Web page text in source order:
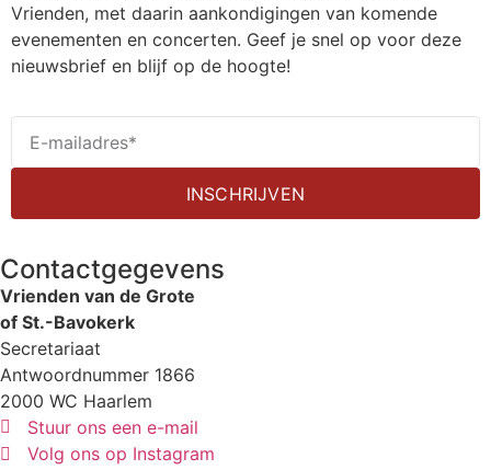
Vrienden, met daarin aankondigingen van komende
evenementen en concerten. Geef je snel op voor deze
nieuwsbrief en blijf op de hoogte!
INSCHRIJVEN
Contactgegevens
Vrienden van de Grote
of St.-Bavokerk
Secretariaat
Antwoordnummer 1866
2000 WC Haarlem
Stuur ons een e-mail
Volg ons op Instagram